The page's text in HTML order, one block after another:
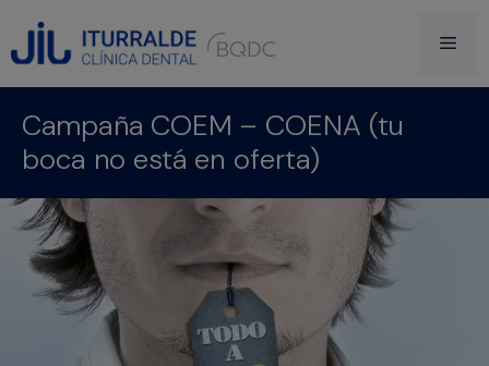
Campaña COEM – COENA (tu
boca no está en oferta)